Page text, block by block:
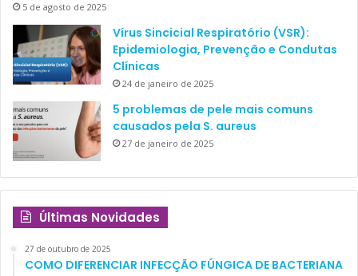
5 de agosto de 2025
Vírus Sincicial Respiratório (VSR):
Epidemiologia, Prevenção e Condutas
Clínicas
24 de janeiro de 2025
5 problemas de pele mais comuns
causados pela S. aureus
27 de janeiro de 2025
Últimas Novidades
27 de outubro de 2025
COMO DIFERENCIAR INFECÇÃO FÚNGICA DE BACTERIANA